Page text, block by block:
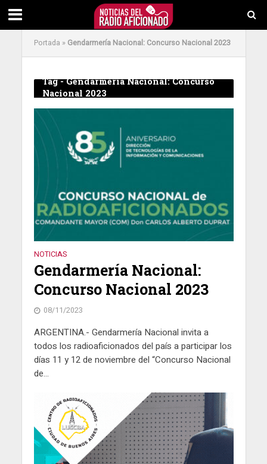
Portada » Gendarmería Nacional: Concurso Nacional 2023
Tag - Gendarmería Nacional: Concurso
Nacional 2023
NOTICIAS
Gendarmería Nacional:
Concurso Nacional 2023
08/11/2023
ARGENTINA.- Gendarmería Nacional invita a
todos los radioaficionados del país a participar los
días 11 y 12 de noviembre del “Concurso Nacional
de...